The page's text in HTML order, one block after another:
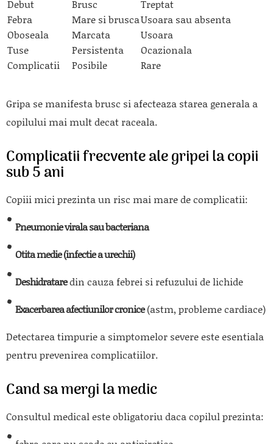
Debut
Brusc
Treptat
Febra
Mare si bruscaUsoara sau absenta
Oboseala
Marcata
Usoara
Tuse
Persistenta
Ocazionala
Complicatii
Posibile Rare
Gripa se manifesta brusc si afecteaza starea generala a
copilului mai mult decat raceala.
Complicatii frecvente ale gripei la copii
sub 5 ani
Copiii mici prezinta un risc mai mare de complicatii:
Pneumonie virala sau bacteriana
Otita medie (infectie a urechii)
Deshidrataredin cauza febrei si refuzului de lichide
Exacerbarea afectiunilor cronice(astm, probleme cardiace)
Detectarea timpurie a simptomelor severe este esentiala
pentru prevenirea complicatiilor.
Cand sa mergi la medic
Consultul medical este obligatoriu daca copilul prezinta: